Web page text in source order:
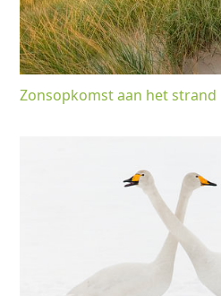
Zonsopkomst aan het strand